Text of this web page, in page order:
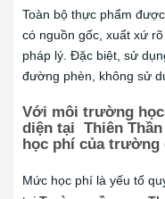
Toàn bộ thực phẩm
có nguồn gốc, xuất xứ
pháp lý. Đặc biệt, sử
đường phèn, không sử
Với môi trường
diện tại Thiên
học phí của trường
Mức học phí là yếu tố